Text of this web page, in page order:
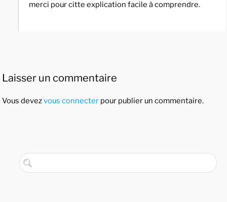
merci pour citte explication facile à comprendre.
Laisser un commentaire
Vous devezvous connecter pour publier un commentaire.